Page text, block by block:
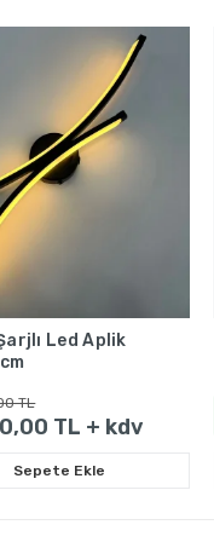
Led Aplik
TL
TL + kdv
Sepete Ekle